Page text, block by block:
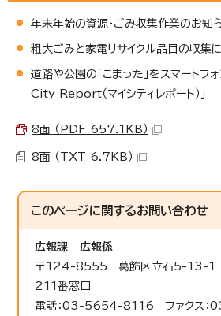
年末年始の資源・ごみ収集作業のお知
粗大ごみと家電リサイクル品目の収集
道路や公園の「こまった」をスマートフ
City Report（マイシティレポート）」
8面 （PDF 657.1KB）
8面 （TXT 6.7KB）
このページに関するお問い合わせ
広報課
広報係
〒124-8555 葛飾区立石5-13-1
211番窓口
電話：03-5654-8116 ファクス